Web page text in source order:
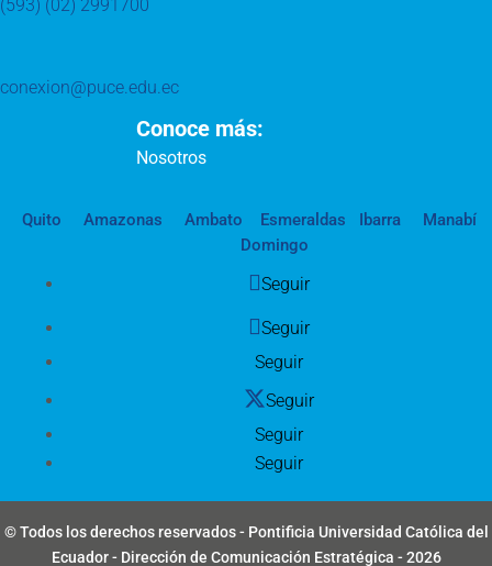
(593) (02) 2991700
conexion@puce.edu.ec
Conoce más:
Nosotros
Quito Amazonas Ambato Esmeraldas Ibarra
Manabí
Domingo
Seguir
Seguir
Seguir
Seguir
Seguir
Seguir
© Todos los derechos reservados - Pontificia Universidad Católica del
Ecuador - Dirección de Comunicación Estratégica - 2026